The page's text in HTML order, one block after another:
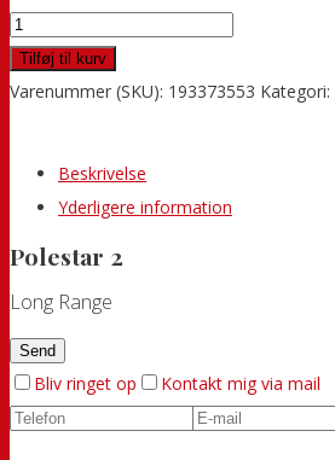
Polestar
Long
Tilføj til kurv
Varenummer (SKU): 193373553 Kategori:
Beskrivelse
Yderligere information
Polestar 2
Long Range
Bliv ringet op Kontakt mig via mail